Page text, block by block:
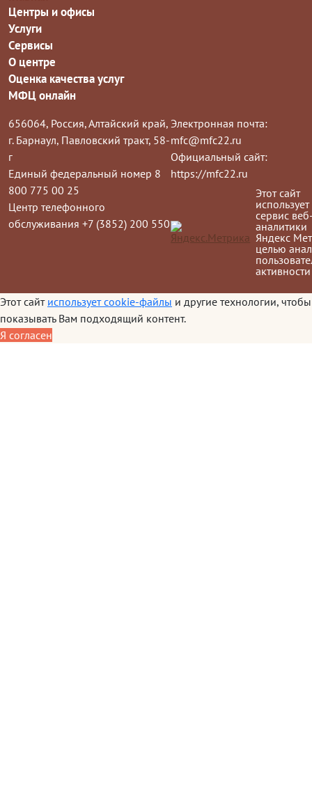
Центры и офисы
Услуги
Сервисы
О центре
Оценка качества услуг
МФЦ онлайн
656064, Россия, Алтайский край,
г. Барнаул, Павловский тракт, 58-
г
Единый федеральный номер 8
800 775 00 25
Центр телефонного
обслуживания +7 (3852) 200 550
Электронная почта:
mfc@mfc22.ru
Официальный сайт:
https://mfc22.ru
Этот сайт
использует
сервис
аналитики
Яндекс
целью
активности
Этот сайт использует cookie-файлы и другие технологии, чтобы
показывать Вам подходящий контент.
Я согласен